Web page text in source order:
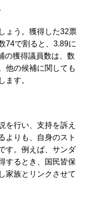
ょう。獲得した32票
74で割ると、3.89に
の獲得議員数は、数
他の候補に関しても
ます。
を行い、支持を訴え
よりも、自身のスト
す。例えば、サンダ
するとき、国民皆保
家族とリンクさせて